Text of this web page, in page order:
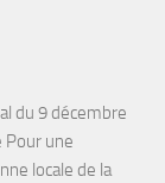
du 9 décembre
Pour une
locale de la